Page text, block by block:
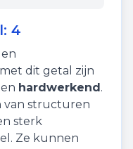
4
en
dit getal zijn
en hardwerkend.
van structuren
sterk
Ze kunnen